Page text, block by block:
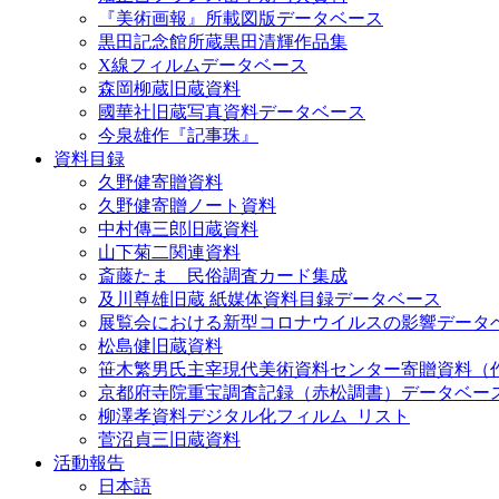
『美術画報』所載図版データベース
黒田記念館所蔵黒田清輝作品集
X線フィルムデータベース
森岡柳蔵旧蔵資料
國華社旧蔵写真資料データベース
今泉雄作『記事珠』
資料目録
久野健寄贈資料
久野健寄贈ノート資料
中村傳三郎旧蔵資料
山下菊二関連資料
斎藤たま 民俗調査カード集成
及川尊雄旧蔵 紙媒体資料目録データベース
展覧会における新型コロナウイルスの影響データ
松島健旧蔵資料
笹木繁男氏主宰現代美術資料センター寄贈資料（
京都府寺院重宝調査記録（赤松調書）データベー
柳澤孝資料デジタル化フィルム_リスト
菅沼貞三旧蔵資料
活動報告
日本語